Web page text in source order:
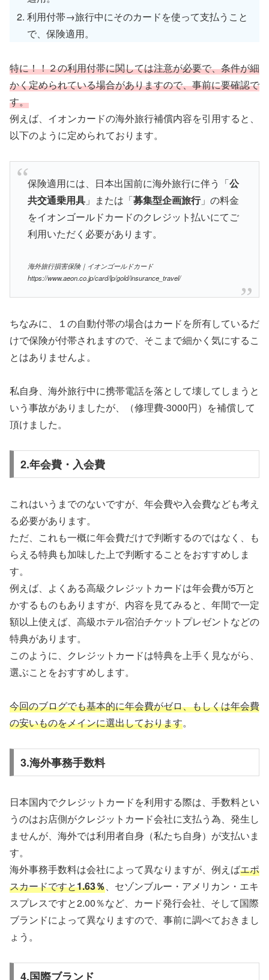
利用付帯→旅行中にそのカードを使って支払うこと
で、保険適用。
特に！！２の利用付帯に関しては注意が必要で、条件が細
かく定められている場合がありますので、事前に要確認で
す。
例えば、イオンカードの海外旅行補償内容を引用すると、
以下のように定められております。
保険適用には、日本出国前に海外旅行に伴う「公
共交通乗用具」または「募集型企画旅行」の料金
をイオンゴールドカードのクレジット払いにてご
利用いただく必要があります。
海外旅行損害保険｜イオンゴールドカード
https://www.aeon.co.jp/card/lp/gold/insurance_travel/
ちなみに、１の自動付帯の場合はカードを所有しているだ
けで保険が付帯されますので、そこまで細かく気にするこ
とはありませんよ。
私自身、海外旅行中に携帯電話を落として壊してしまうと
いう事故がありましたが、（修理費-3000円）を補償して
頂けました。
2.年会費・入会費
これはいうまでのないですが、年会費や入会費なども考え
る必要があります。
ただ、これも一概に年会費だけで判断するのではなく、も
らえる特典も加味した上で判断することをおすすめしま
す。
例えば、よくある高級クレジットカードは年会費が5万と
かするものもありますが、内容を見てみると、年間で一定
額以上使えば、高級ホテル宿泊チケットプレゼントなどの
特典があります。
このように、クレジットカードは特典を上手く見ながら、
選ぶことをおすすめします。
今回のブログでも基本的に年会費がゼロ、もしくは年会費
の安いものをメインに選出しております。
3.海外事務手数料
日本国内でクレジットカードを利用する際は、手数料とい
うのはお店側がクレジットカード会社に支払う為、発生し
ませんが、海外では利用者自身（私たち自身）が支払いま
す。
海外事務手数料は会社によって異なりますが、例えばエポ
スカードですと1.63％、セゾンブルー・アメリカン・エキ
スプレスですと2.00％など、カード発行会社、そして国際
ブランドによって異なりますので、事前に調べておきまし
ょう。
4.国際ブランド